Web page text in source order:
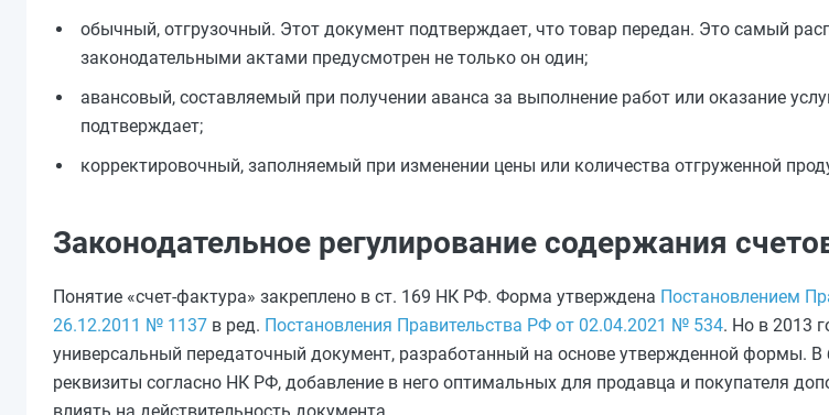
обычный, отгрузочный. Этот документ подтверждает, что товар передан. Это самый
законодательными актами предусмотрен не только он один;
авансовый, составляемый при получении аванса за выполнение работ или оказание
подтверждает;
корректировочный, заполняемый при изменении цены или количества отгруженной
Законодательное регулирование содержания
Понятие «счет-фактура» закреплено в ст. 169 НК РФ. Форма утверждена Постановлением
26.12.2011 № 1137 в ред. Постановления Правительства РФ от 02.04.2021 № 534. Но в 2013
универсальный передаточный документ, разработанный на основе утвержденной формы. В
реквизиты согласно НК РФ, добавление в него оптимальных для продавца и покупателя